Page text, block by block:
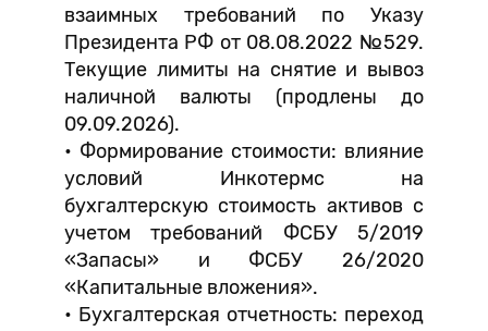
взаимных требований по Указу
Президента РФ от 08.08.2022 №529.
Текущие лимиты на снятие и вывоз
наличной валюты (продлены до
09.09.2026).
• Формирование стоимости: влияние
условий Инкотермс на
бухгалтерскую стоимость активов с
учетом требований ФСБУ 5/2019
«Запасы» и ФСБУ 26/2020
«Капитальные вложения».
• Бухгалтерская отчетность: переход